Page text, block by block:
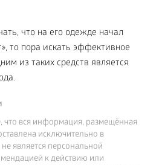
что на его одежде начал
то пора искать эффективное
из таких средств является
вся информация, размещённая
исключительно в
является персональной
к действию или